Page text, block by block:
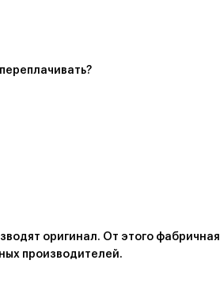
оригинал. От этого фабричная
производителей.